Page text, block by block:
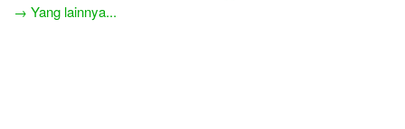
→ Yang lainnya...